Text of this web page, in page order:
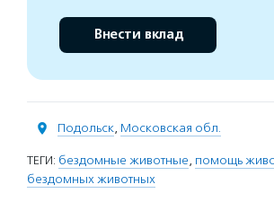
Внести вклад
Подольск, Московская обл.
ТЕГИ: бездомные животные, помощь
бездомных животных